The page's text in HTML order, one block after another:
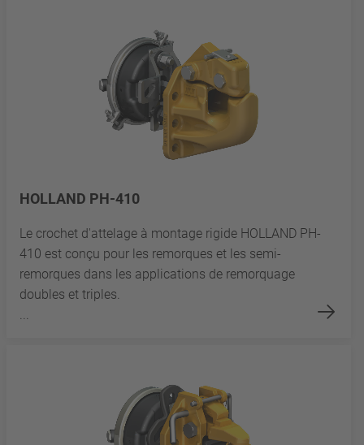
HOLLAND PH-410
Le crochet d'attelage à montage rigide HOLLAND PH-
410 est conçu pour les remorques et les semi-
remorques dans les applications de remorquage
doubles et triples.
...